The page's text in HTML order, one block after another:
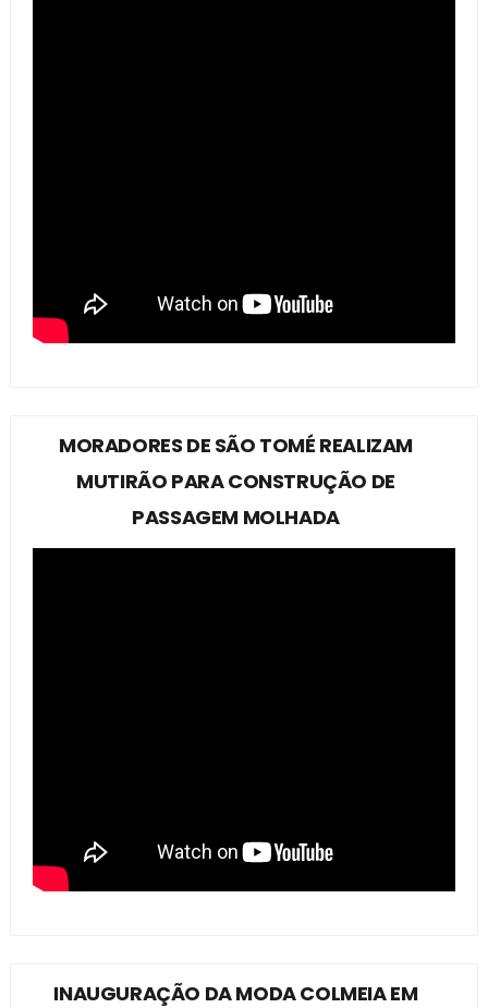
MORADORES DE SÃO TOMÉ REALIZAM
MUTIRÃO PARA CONSTRUÇÃO DE
PASSAGEM MOLHADA
INAUGURAÇÃO DA MODA COLMEIA EM